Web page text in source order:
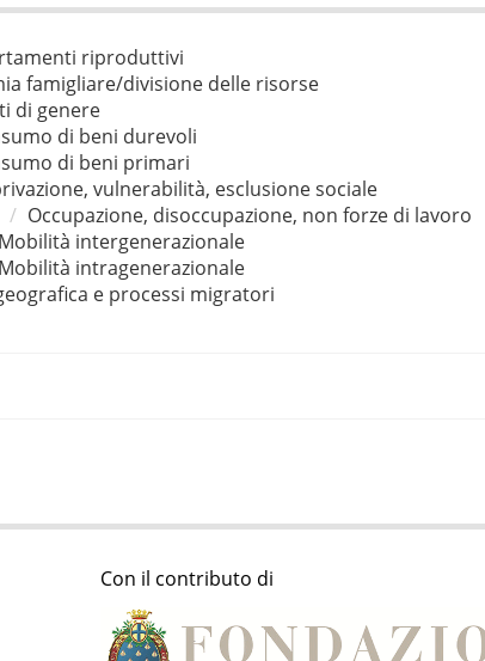
riproduttivi
famigliare/divisione delle risorse
di genere
di beni durevoli
di beni primari
vulnerabilità, esclusione sociale
Occupazione, disoccupazione, non forze di lavoro
Mobilità intergenerazionale
Mobilità intragenerazionale
e processi migratori
Con il contributo di